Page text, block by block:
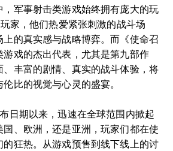
，军事射击类游戏始终拥有庞大的玩
家，他们热爱紧张刺激的战斗场
上的真实感与战略博弈。而《使命召
游戏的杰出代表，尤其是第九部作
、丰富的剧情、真实的战斗体验，将
比的视觉与心灵的盛宴。
日期以来，迅速在全球范围内掀起
国、欧洲，还是亚洲，玩家们都在使
的狂热。从游戏预售到线下线上的讨